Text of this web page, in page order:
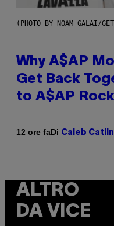
(PHOTO BY NOAM GALAI/
Why A$AP
Get Back
to A$AP
12 ore faDi Caleb Catlin
ALTRO
DA VICE